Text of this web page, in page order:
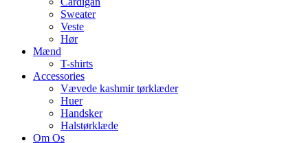
Sweater
Veste
Hør
Mænd
T-shirts
Accessories
Vævede kashmir tørklæder
Huer
Handsker
Halstørklæde
Om Os